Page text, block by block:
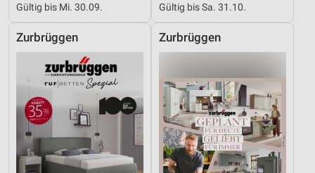
Gültig bis Mi. 30.09. Gültig bis Sa. 31.10.
Zurbrüggen Zurbrüggen